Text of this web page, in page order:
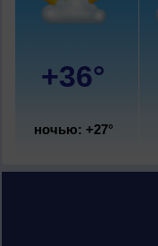
+36°
ночью: +27°